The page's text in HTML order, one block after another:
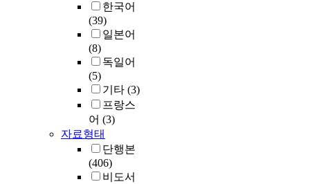
한국어
(39)
일본어
(8)
독일어
(5)
기타 (3)
프랑스
어 (3)
자료형태
단행본
(406)
비도서